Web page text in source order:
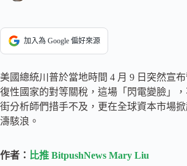
加入為 Google 偏好來源
美國總統川普於當地時間 4 月 9 日突然宣
復性國家的對等關稅，這場「閃電變臉」
街分析師們措手不及，更在全球資本市場
濤駭浪。
作者： 比推 BitpushNews Mary Liu